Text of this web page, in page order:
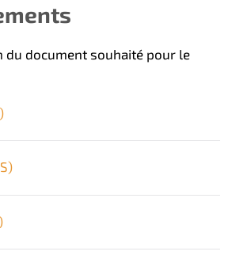
du document souhaité pour le
)
)